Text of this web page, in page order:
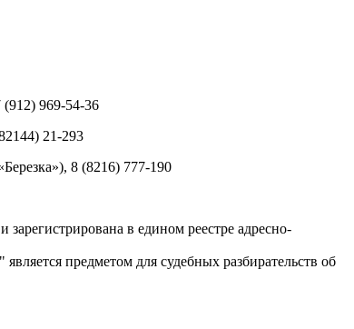
969-54-36
21-293
8 (8216) 777-190
в едином реестре адресно-
предметом для судебных разбирательств об